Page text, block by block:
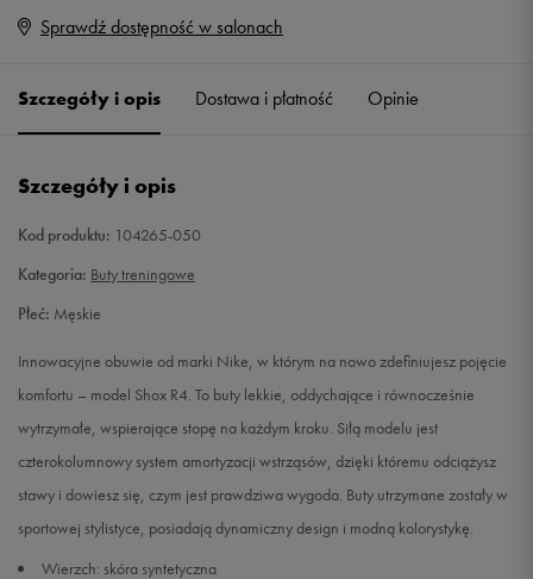
Rozmiary EU
38 24 cm
38,5
39 24,5 cm Powiadom o dostępności
40
25,5 cm Powiadom o dostępności
41 26 cm
Sprawdź dostępność w salonach
Szczegóły i opis Dostawa i płatność Opinie
Szczegóły i opis
Kod produktu: 104265-050
Kategoria: Buty treningowe
Płeć: Męskie
Innowacyjne obuwie od marki Nike, w którym na nowo zdefiniujesz pojęcie
komfortu – model Shox R4. To buty lekkie, oddychające i równocześnie
wytrzymałe, wspierające stopę na każdym kroku. Siłą modelu jest
czterokolumnowy system amortyzacji wstrząsów, dzięki któremu odciążysz
stawy i dowiesz się, czym jest prawdziwa wygoda. Buty utrzymane zostały w
sportowej stylistyce, posiadają dynamiczny design i modną kolorystykę.
Wierzch: skóra syntetyczna